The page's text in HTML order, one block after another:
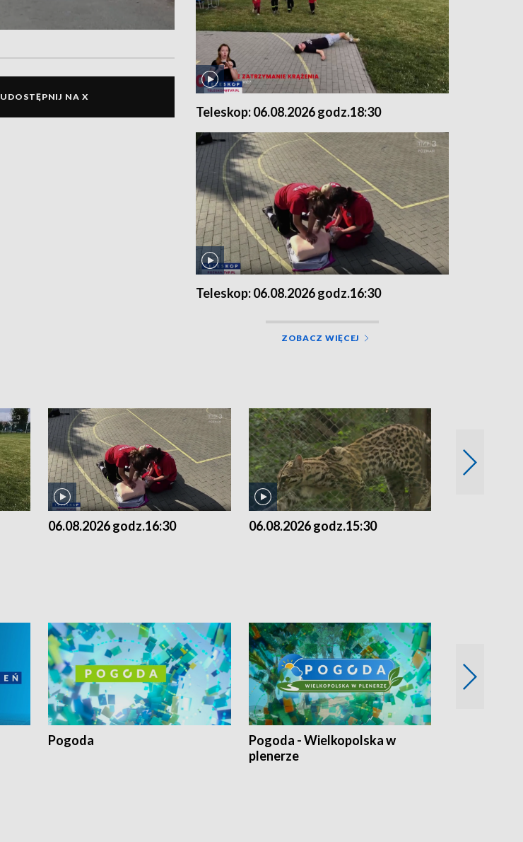
UDOSTĘPNIJ NA X
Teleskop: 06.08.2026 godz.18:30
Teleskop: 06.08.2026 godz.16:30
ZOBACZ WIĘCEJ
06.08.2026 godz.16:30 06.08.2026 godz.15:30
Pogoda
Pogoda - Wielkopolska w
plenerze